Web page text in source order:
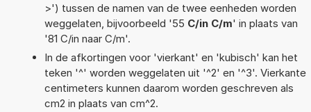
>') tussen de namen van de twee eenheden worden
weggelaten, bijvoorbeeld '55 C/in C/m' in plaats van
'81 C/in naar C/m'.
In de afkortingen voor 'vierkant' en 'kubisch' kan het
teken '^' worden weggelaten uit '^2' en '^3'. Vierkante
centimeters kunnen daarom worden geschreven als
cm2 in plaats van cm^2.